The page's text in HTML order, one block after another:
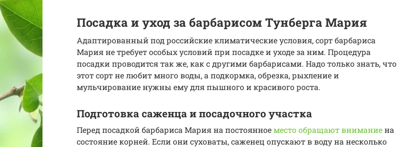
Посадка и уход за барбарисом Тунберга Мария
Адаптированный под российские климатические условия, сорт барбариса
Мария не требует особых условий при посадке и уходе за ним. Процедура
посадки проводится так же, как с другими барбарисами. Надо только знать, что
этот сорт не любит много воды, а подкормка, обрезка, рыхление и
мульчирование нужны ему для пышного и красивого роста.
Подготовка саженца и посадочного участка
Перед посадкой барбариса Мария на постоянноеместо обращают вниманиена
состояние корней. Если они суховаты, саженец опускают в воду на несколько